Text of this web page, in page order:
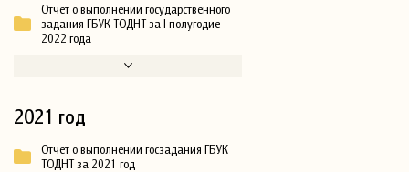
Отчет о выполнении государственного
задания ГБУК ТОДНТ за I полугодие
2022 года
2021 год
Отчет о выполнении госзадания ГБУК
ТОДНТ за 2021 год